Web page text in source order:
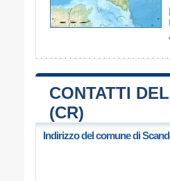
CONTATTI
(CR)
Indirizzo del comune di